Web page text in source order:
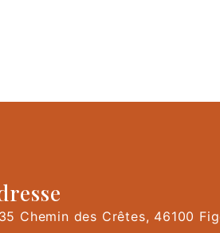
Chemin des Crêtes, 46100